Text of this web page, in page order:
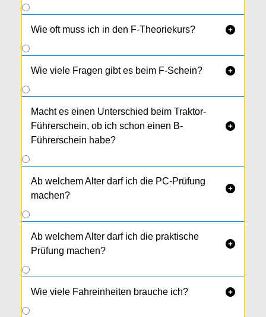
Wie oft muss ich in den F-Theoriekurs? 
Wie viele Fragen gibt es beim F-Schein? 
Macht es einen Unterschied beim Traktor-
Führerschein, ob ich schon einen B-
Führerschein habe?

Ab welchem Alter darf ich die PC-Prüfung
machen?

Ab welchem Alter darf ich die praktische
Prüfung machen?

Wie viele Fahreinheiten brauche ich? 